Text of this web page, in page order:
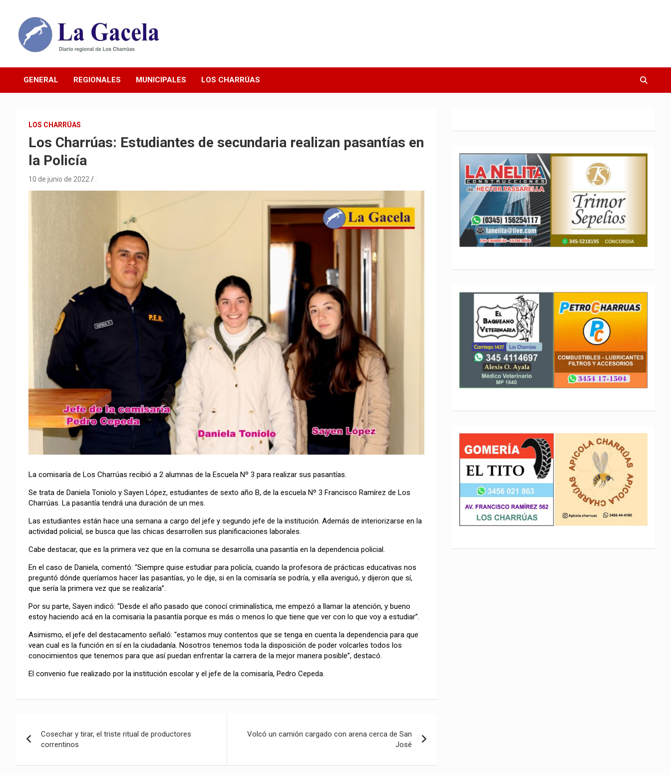
contenido
Diario La Gacela
GENERAL REGIONALES MUNICIPALES LOS CHARRÚAS
LOS CHARRÚAS
Los Charrúas: Estudiantes de secundaria realizan pasantías en
la Policía
10 de junio de 2022
La comisaría de Los Charrúas recibió a 2 alumnas de la Escuela Nº 3 para realizar sus pasantías.
Se trata de Daniela Toniolo y Sayen López, estudiantes de sexto año B, de la escuela Nº 3 Francisco Ramírez de Los
Charrúas. La pasantía tendrá una duración de un mes.
Las estudiantes están hace una semana a cargo del jefe y segundo jefe de la institución. Además de interiorizarse en la
actividad policial, se busca que las chicas desarrollen sus planificaciones laborales.
Cabe destacar, que es la primera vez que en la comuna se desarrolla una pasantía en la dependencia policial.
En el caso de Daniela, comentó: “Siempre quise estudiar para policía, cuando la profesora de prácticas educativas nos
preguntó dónde queríamos hacer las pasantías, yo le dije, si en la comisaría se podría, y ella averiguó, y dijeron que sí,
que sería la primera vez que se realizaría”.
Por su parte, Sayen indicó: “Desde el año pasado que conocí criminalística, me empezó a llamar la atención, y bueno
estoy haciendo acá en la comisaria la pasantía porque es más o menos lo que tiene que ver con lo que voy a estudiar”.
Asimismo, el jefe del destacamento señaló: “estamos muy contentos que se tenga en cuenta la dependencia para que
vean cual es la función en sí en la ciudadanía. Nosotros tenemos toda la disposición de poder volcarles todos los
conocimientos que tenemos para que así puedan enfrentar la carrera de la mejor manera posible”, destacó.
El convenio fue realizado por la institución escolar y el jefe de la comisaría, Pedro Cepeda.
de
entradas
Cosechar y tirar, el triste ritual de productores
correntinos
Volcó un camión cargado con arena cerca de San
José